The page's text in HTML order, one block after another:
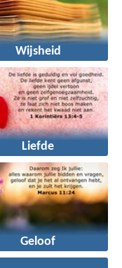
Wijsheid
Liefde
Geloof